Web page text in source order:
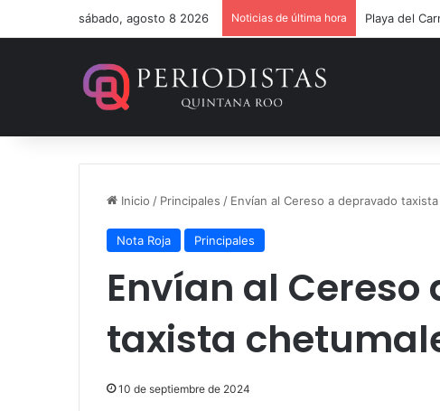
sábado, agosto 8 2026 Noticias de última hora
Inicio / Principales / Envían al Cereso a depravado
Nota Roja Principales
Envían al
taxista
10 de septiembre de 2024